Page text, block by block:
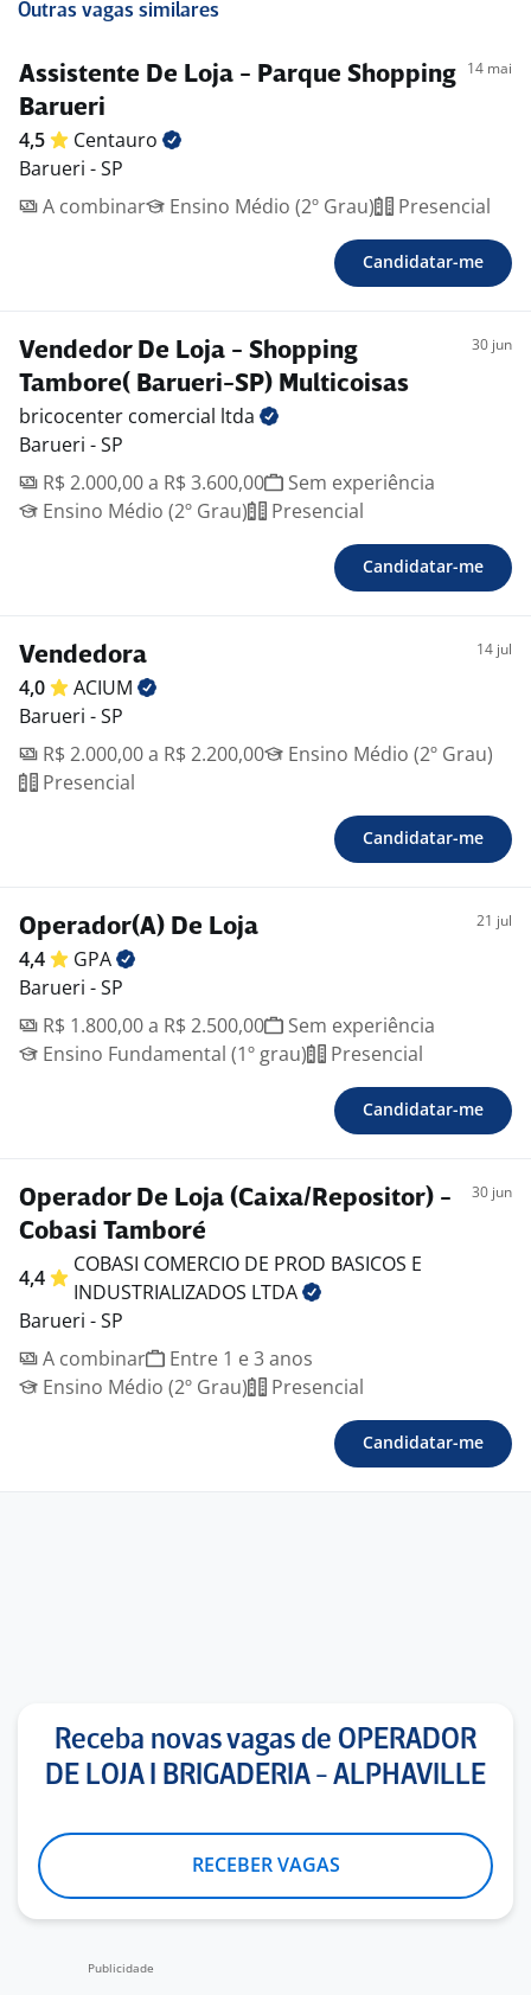
Outras vagas similares
Assistente De Loja - Parque Shopping
Barueri
14 mai
4,5
Centauro
Barueri - SP
A combinar
Ensino Médio (2º Grau) Presencial
Candidatar-me
Vendedor De Loja - Shopping
Tambore( Barueri-SP) Multicoisas
30 jun
bricocenter comercial ltda
Barueri - SP
R$ 2.000,00 a R$ 3.600,00
Sem experiência
Ensino Médio (2º Grau)
Presencial
Candidatar-me
Vendedora 14 jul
4,0
ACIUM
Barueri - SP
R$ 2.000,00 a R$ 2.200,00
Ensino Médio (2º Grau)
Presencial
Candidatar-me
Operador(A) De Loja 21 jul
4,4
GPA
Barueri - SP
R$ 1.800,00 a R$ 2.500,00
Sem experiência
Ensino Fundamental (1º grau)
Presencial
Candidatar-me
Operador De Loja (Caixa/Repositor) -
Cobasi Tamboré
30 jun
4,4
COBASI COMERCIO DE PROD BASICOS E
INDUSTRIALIZADOS LTDA
Barueri - SP
A combinar
Entre 1 e 3 anos
Ensino Médio (2º Grau)
Presencial
Candidatar-me
Receba novas vagas de OPERADOR
DE LOJA I BRIGADERIA - ALPHAVILLE
RECEBER VAGAS